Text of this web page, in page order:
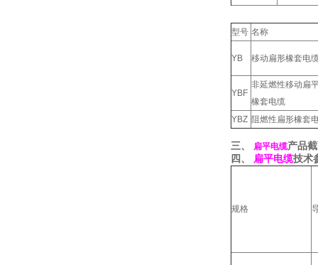
型号 名称
YB 移动扁形橡套电
YBF
非延燃性移动扁
橡套电缆
YBZ 阻燃性扁形橡套
三、 扁平电缆产品
四、 扁平电缆技术
规格